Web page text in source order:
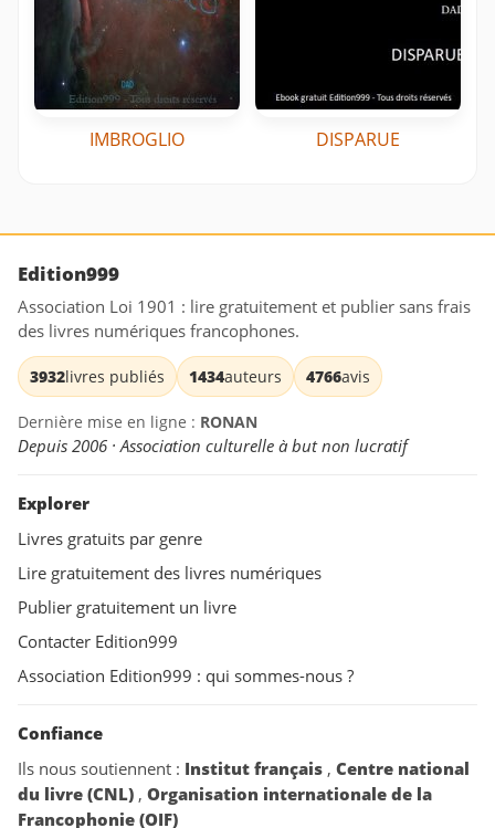
IMBROGLIO DISPARUE
Edition999
Association Loi 1901 : lire gratuitement et publier sans frais
des livres numériques francophones.
3932livres publiés 1434auteurs 4766avis
Dernière mise en ligne : RONAN
Depuis 2006 · Association culturelle à but non lucratif
Explorer
Livres gratuits par genre
Lire gratuitement des livres numériques
Publier gratuitement un livre
Contacter Edition999
Association Edition999 : qui sommes-nous ?
Confiance
Ils nous soutiennent : Institut français , Centre national
du livre (CNL) , Organisation internationale de la
Francophonie (OIF)